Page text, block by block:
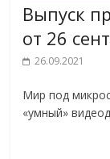
Выпуск
от 26
26.09.2021
Мир под
«умный»